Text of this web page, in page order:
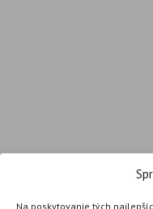
Na poskytovanie tých